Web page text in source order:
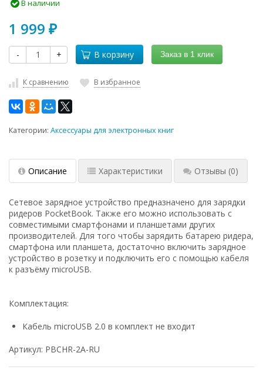
В наличии
1 999 ₽
- + В корзину Заказ в 1 клик
К сравнению В избранное
Категории: Аксессуары для электронных книг
Описание Характеристики Отзывы (0)
Сетевое зарядное устройство предназначено для зарядки
ридеров PocketBook. Также его можно использовать с
совместимыми смартфонами и планшетами других
производителей. Для того чтобы зарядить батарею ридера,
смартфона или планшета, достаточно включить зарядное
устройство в розетку и подключить его с помощью кабеля
к разъёму microUSB.
Комплектация:
Кабель microUSB 2.0 в комплект не входит
Артикул: PBCHR-2A-RU